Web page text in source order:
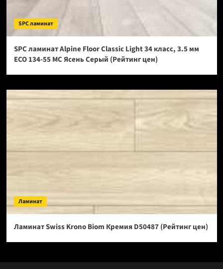
SPC ламинат
SPC ламинат Alpine Floor Classic Light 34 класс, 3.5 мм
ECO 134-55 МС Ясень Серый (Рейтинг цен)
Ламинат
Ламинат Swiss Krono Biom Кремия D50487 (Рейтинг цен)